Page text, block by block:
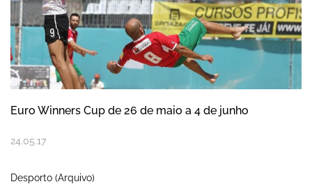
Euro Winners Cup de 26 de maio a 4 de junho
24.05.17
Desporto (Arquivo)